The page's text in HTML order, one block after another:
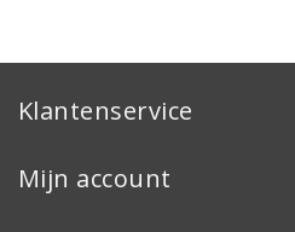
Klantenservice
Mijn account